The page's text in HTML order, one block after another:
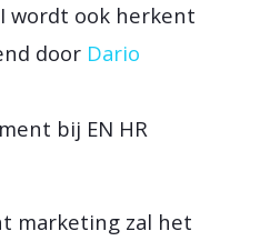
wordt ook herkent
door Dario
bij EN HR
marketing zal het